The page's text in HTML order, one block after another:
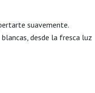
suavemente.
desde la fresca luz